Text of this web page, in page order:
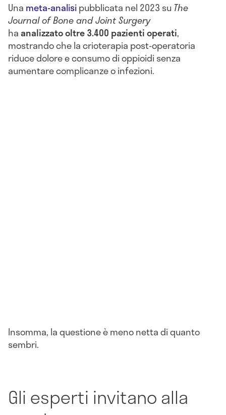
Una meta-analisipubblicata nel 2023 su The
Journal of Bone and Joint Surgery
haanalizzato oltre 3.400 pazienti operati,
mostrando che la crioterapia post-operatoria
riduce dolore e consumo di oppioidi senza
aumentare complicanze o infezioni.
Insomma, la questione è meno netta di quanto
sembri.
Gli esperti invitano alla